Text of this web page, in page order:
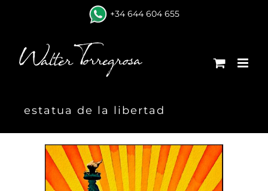
content
+34 644 604 655
estatua de la libertad